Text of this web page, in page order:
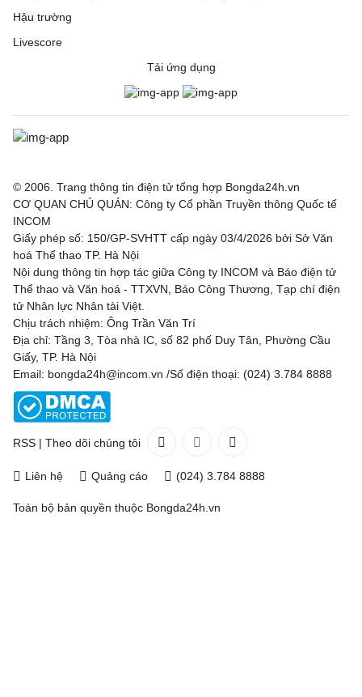
Hậu trường
Livescore
Tải ứng dụng
© 2006. Trang thông tin điện tử tổng hợp Bongda24h.vn
CƠ QUAN CHỦ QUẢN: Công ty Cổ phần Truyền thông Quốc tế
INCOM
Giấy phép số: 150/GP-SVHTT cấp ngày 03/4/2026 bởi Sở Văn
hoá Thể thao TP. Hà Nội
Nội dung thông tin hợp tác giữa Công ty INCOM và Báo điện tử
Thể thao và Văn hoá - TTXVN, Báo Công Thương, Tạp chí điện
tử Nhân lực Nhân tài Việt.
Chịu trách nhiệm: Ông Trần Văn Trí
Địa chỉ: Tầng 3, Tòa nhà IC, số 82 phố Duy Tân, Phường Cầu
Giấy, TP. Hà Nội
Email: bongda24h@incom.vn /Số điện thoại: (024) 3.784 8888
RSS | Theo dõi chúng tôi
Liên hệ Quảng cáo (024) 3.784 8888
Toàn bộ bản quyền thuộc Bongda24h.vn